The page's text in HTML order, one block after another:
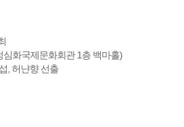
심화국제문화회관 1층 백마홀)
, 허냔향 선출